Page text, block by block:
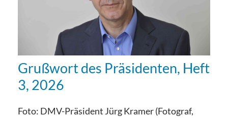
Grußwort des Präsidenten, Heft
3, 2026
Foto: DMV-Präsident Jürg Kramer (Fotograf,